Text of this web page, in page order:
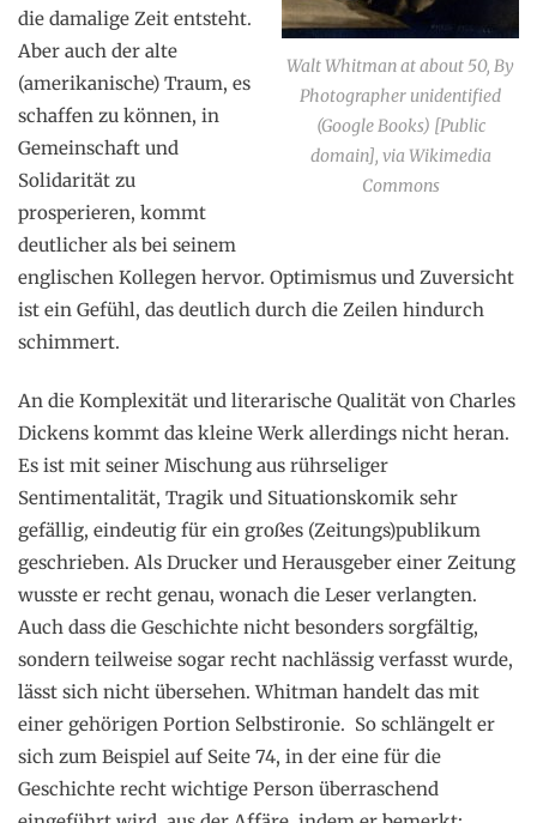
Walt Whitman at about 50, By
Photographer unidentified
(Google Books) [Public
domain], via Wikimedia
Commons
die damalige Zeit entsteht.
Aber auch der alte
(amerikanische) Traum, es
schaffen zu können, in
Gemeinschaft und
Solidarität zu
prosperieren, kommt
deutlicher als bei seinem
englischen Kollegen hervor. Optimismus und Zuversicht
ist ein Gefühl, das deutlich durch die Zeilen hindurch
schimmert.
An die Komplexität und literarische Qualität von Charles
Dickens kommt das kleine Werk allerdings nicht heran.
Es ist mit seiner Mischung aus rührseliger
Sentimentalität, Tragik und Situationskomik sehr
gefällig, eindeutig für ein großes (Zeitungs)publikum
geschrieben. Als Drucker und Herausgeber einer Zeitung
wusste er recht genau, wonach die Leser verlangten.
Auch dass die Geschichte nicht besonders sorgfältig,
sondern teilweise sogar recht nachlässig verfasst wurde,
lässt sich nicht übersehen. Whitman handelt das mit
einer gehörigen Portion Selbstironie. So schlängelt er
sich zum Beispiel auf Seite 74, in der eine für die
Geschichte recht wichtige Person überraschend